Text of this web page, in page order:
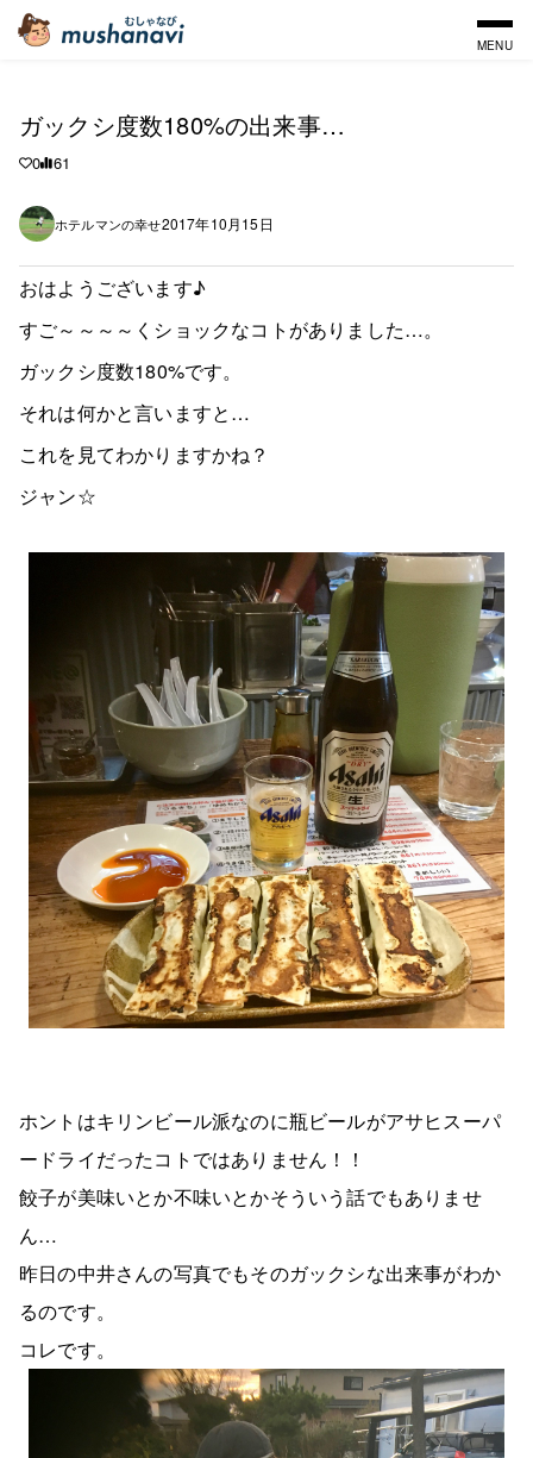
MENU
ガックシ度数180%の出来事…
0 61
ホテルマンの幸せ2017年10月15日
おはようございます♪
すご～～～～くショックなコトがありました…。
ガックシ度数180%です。
それは何かと言いますと…
これを見てわかりますかね？
ジャン☆
ホントはキリンビール派なのに瓶ビールがアサヒスーパ
ードライだったコトではありません！！
餃子が美味いとか不味いとかそういう話でもありませ
ん…
昨日の中井さんの写真でもそのガックシな出来事がわか
るのです。
コレです。